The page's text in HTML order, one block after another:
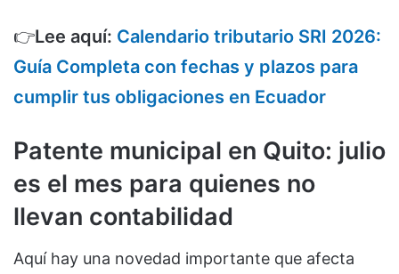
👉Lee aquí: Calendario tributario SRI 2026:
Guía Completa con fechas y plazos para
cumplir tus obligaciones en Ecuador
Patente municipal en Quito: julio
es el mes para quienes no
llevan contabilidad
Aquí hay una novedad importante que afecta